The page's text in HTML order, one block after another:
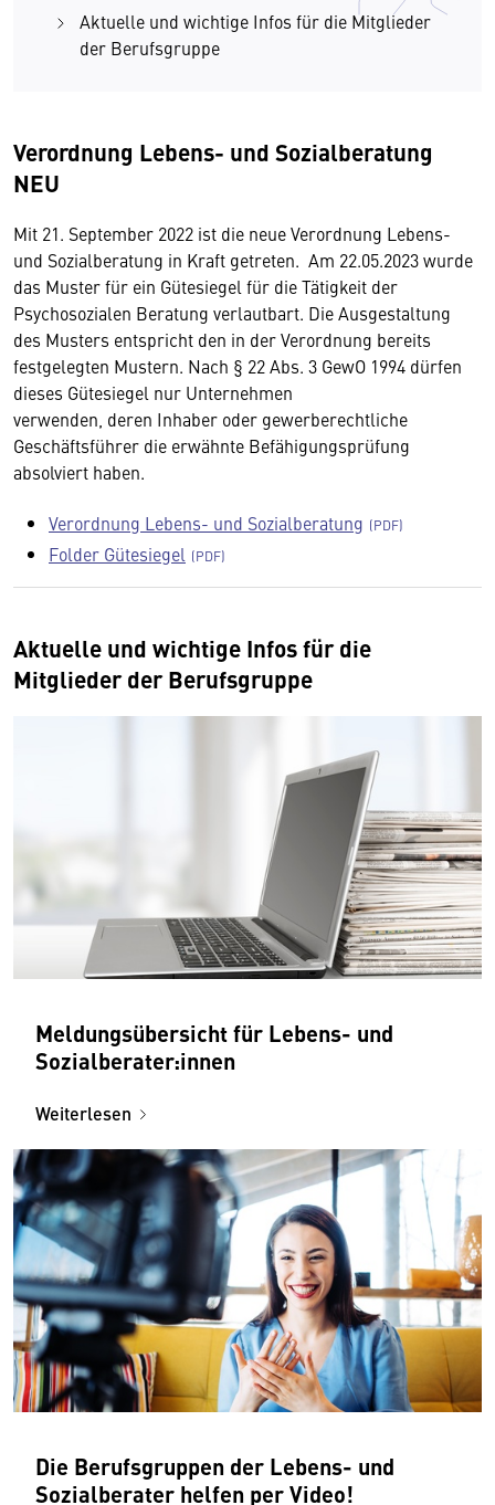
Aktuelle und wichtige Infos für die Mitglieder
der Berufsgruppe
Verordnung Lebens- und Sozialberatung
NEU
Mit 21. September 2022 ist die neue Verordnung Lebens-
und Sozialberatung in Kraft getreten. Am 22.05.2023 wurde
das Muster für ein Gütesiegel für die Tätigkeit der
Psychosozialen Beratung verlautbart. Die Ausgestaltung
des Musters entspricht den in der Verordnung bereits
festgelegten Mustern. Nach § 22 Abs. 3 GewO 1994 dürfen
dieses Gütesiegel nur Unternehmen
verwenden, deren Inhaber oder gewerberechtliche
Geschäftsführer die erwähnte Befähigungsprüfung
absolviert haben.
Verordnung Lebens- und Sozialberatung
Folder Gütesiegel
Aktuelle und wichtige Infos für die
Mitglieder der Berufsgruppe
Meldungsübersicht für Lebens- und
Sozialberater:innen
Weiterlesen
Die Berufsgruppen der Lebens- und
Sozialberater helfen per Video!